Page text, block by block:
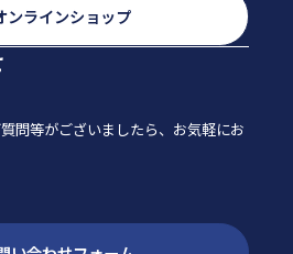
ンラインショップ
問等がございましたら、 お気軽にお